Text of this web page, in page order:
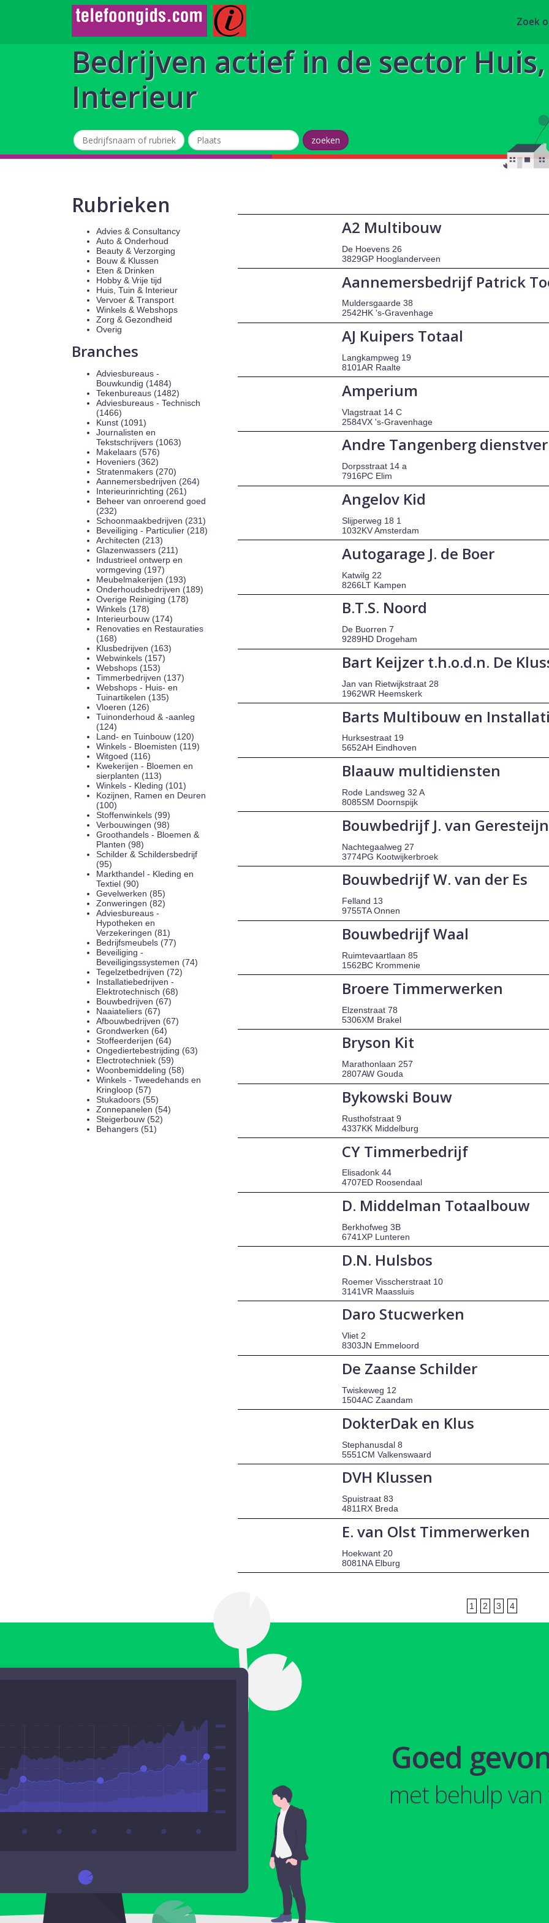
Zoek
Bedrijven actief in de sector
Interieur
Rubrieken
Advies & Consultancy
Auto & Onderhoud
Beauty & Verzorging
Bouw & Klussen
Eten & Drinken
Hobby & Vrije tijd
Huis, Tuin & Interieur
Vervoer & Transport
Winkels & Webshops
Zorg & Gezondheid
Overig
Branches
Adviesbureaus -
Bouwkundig (1484)
Tekenbureaus (1482)
Adviesbureaus - Technisch
(1466)
Kunst (1091)
Journalisten en
Tekstschrijvers (1063)
Makelaars (576)
Hoveniers (362)
Stratenmakers (270)
Aannemersbedrijven (264)
Interieurinrichting (261)
Beheer van onroerend goed
(232)
Schoonmaakbedrijven (231)
Beveiliging - Particulier (218)
Architecten (213)
Glazenwassers (211)
Industrieel ontwerp en
vormgeving (197)
Meubelmakerijen (193)
Onderhoudsbedrijven (189)
Overige Reiniging (178)
Winkels (178)
Interieurbouw (174)
Renovaties en Restauraties
(168)
Klusbedrijven (163)
Webwinkels (157)
Webshops (153)
Timmerbedrijven (137)
Webshops - Huis- en
Tuinartikelen (135)
Vloeren (126)
Tuinonderhoud & -aanleg
(124)
Land- en Tuinbouw (120)
Winkels - Bloemisten (119)
Witgoed (116)
Kwekerijen - Bloemen en
sierplanten (113)
Winkels - Kleding (101)
Kozijnen, Ramen en Deuren
(100)
Stoffenwinkels (99)
Verbouwingen (98)
Groothandels - Bloemen &
Planten (98)
Schilder & Schildersbedrijf
(95)
Markthandel - Kleding en
Textiel (90)
Gevelwerken (85)
Zonweringen (82)
Adviesbureaus -
Hypotheken en
Verzekeringen (81)
Bedrijfsmeubels (77)
Beveiliging -
Beveiligingssystemen (74)
Tegelzetbedrijven (72)
Installatiebedrijven -
Elektrotechnisch (68)
Bouwbedrijven (67)
Naaiateliers (67)
Afbouwbedrijven (67)
Grondwerken (64)
Stoffeerderijen (64)
Ongediertebestrijding (63)
Electrotechniek (59)
Woonbemiddeling (58)
Winkels - Tweedehands en
Kringloop (57)
Stukadoors (55)
Zonnepanelen (54)
Steigerbouw (52)
Behangers (51)
A2 Multibouw
De Hoevens 26
3829GP Hooglanderveen
Aannemersbedrijf Patrick
Muldersgaarde 38
2542HK 's-Gravenhage
AJ Kuipers Totaal
Langkampweg 19
8101AR Raalte
Amperium
Vlagstraat 14 C
2584VX 's-Gravenhage
Andre Tangenberg
Dorpsstraat 14 a
7916PC Elim
Angelov Kid
Slijperweg 18 1
1032KV Amsterdam
Autogarage J. de Boer
Katwilg 22
8266LT Kampen
B.T.S. Noord
De Buorren 7
9289HD Drogeham
Bart Keijzer t.h.o.d.n. De
Jan van Rietwijkstraat 28
1962WR Heemskerk
Barts Multibouw en
Hurksestraat 19
5652AH Eindhoven
Blaauw multidiensten
Rode Landsweg 32 A
8085SM Doornspijk
Bouwbedrijf J. van
Nachtegaalweg 27
3774PG Kootwijkerbroek
Bouwbedrijf W. van der Es
Felland 13
9755TA Onnen
Bouwbedrijf Waal
Ruimtevaartlaan 85
1562BC Krommenie
Broere Timmerwerken
Elzenstraat 78
5306XM Brakel
Bryson Kit
Marathonlaan 257
2807AW Gouda
Bykowski Bouw
Rusthofstraat 9
4337KK Middelburg
CY Timmerbedrijf
Elisadonk 44
4707ED Roosendaal
D. Middelman Totaalbouw
Berkhofweg 3B
6741XP Lunteren
D.N. Hulsbos
Roemer Visscherstraat 10
3141VR Maassluis
Daro Stucwerken
Vliet 2
8303JN Emmeloord
De Zaanse Schilder
Twiskeweg 12
1504AC Zaandam
DokterDak en Klus
Stephanusdal 8
5551CM Valkenswaard
DVH Klussen
Spuistraat 83
4811RX Breda
E. van Olst Timmerwerken
Hoekwant 20
8081NA Elburg
1 2 3 4
Goed
met behulp